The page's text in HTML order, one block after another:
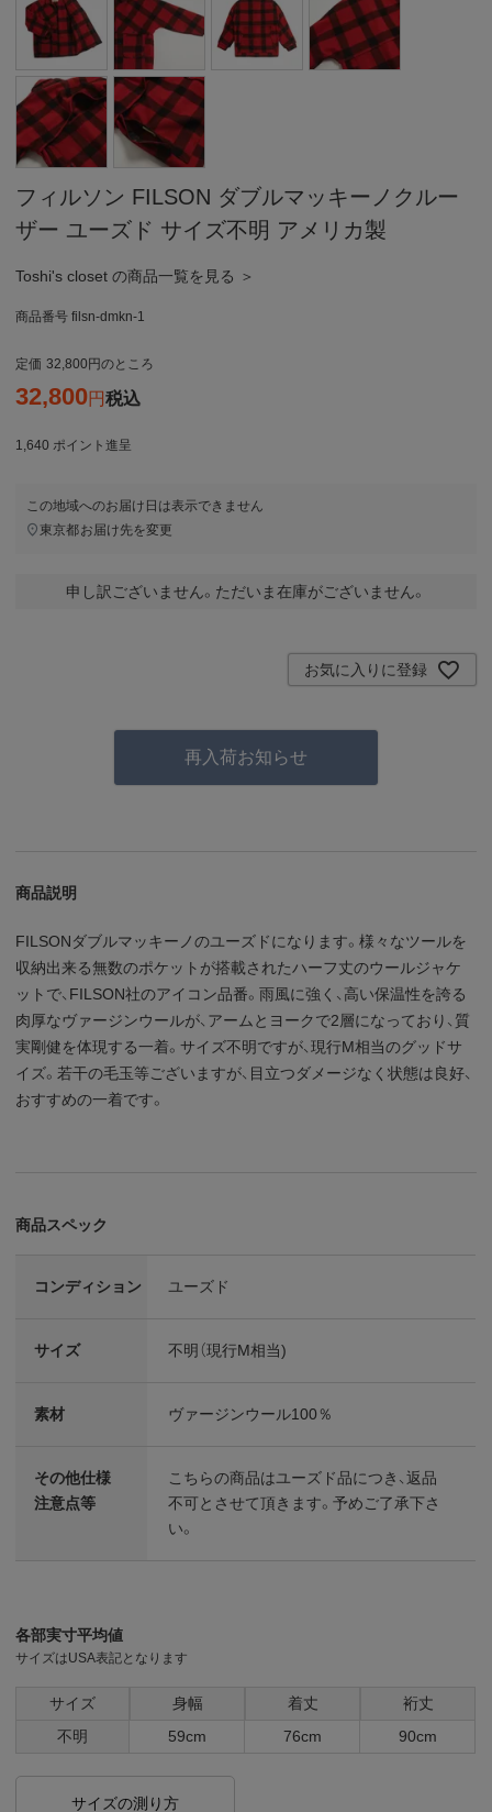
フィルソン FILSON ダブルマッキーノクルー
ザー ユーズド サイズ不明 アメリカ製
Toshi's closet の商品一覧を見る ＞
商品番号 filsn-dmkn-1
定価 32,800 のところ
32,800 税込
1,640 ポイント進呈
この地域へのお届け日は表示できません
東京都お届け先を変更
申し訳ございません。ただいま在庫がございません。
お気に入りに登録
再入荷お知らせ
商品説明
FILSONダブルマッキーノのユーズドになります。様々なツールを
収納出来る無数のポケットが搭載されたハーフ丈のウールジャケ
ットで、FILSON社のアイコン品番。雨風に強く、高い保温性を誇る
肉厚なヴァージンウールが、アームとヨークで2層になっており、質
実剛健を体現する一着。サイズ不明ですが、現行M相当のグッドサ
イズ。若干の毛玉等ございますが、目立つダメージなく状態は良好、
おすすめの一着です。
商品スペック
コンディション ユーズド
サイズ 不明（現行M相当)
素材 ヴァージンウール100％
その他仕様
注意点等
こちらの商品はユーズド品につき、返品
不可とさせて頂きます。予めご了承下さ
い。
各部実寸平均値
サイズはUSA表記となります
サイズ 身幅 着丈
裄丈
不明
59cm 76cm 90cm
サイズの測り方